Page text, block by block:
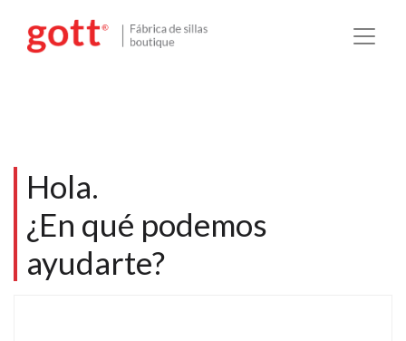
Hola.
¿En qué podemos
ayudarte?